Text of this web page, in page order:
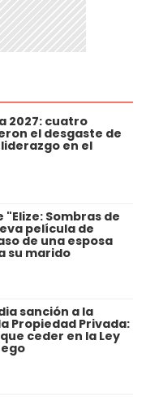
2027: cuatro
el desgaste de
en el
Sombras de
película de
de una esposa
su marido
sanción a la
Propiedad Privada:
ceder en la Ley